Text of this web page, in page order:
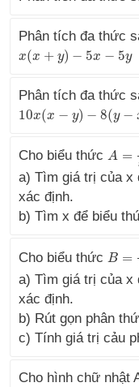
Phân tích đa thức
x(x + y) − 5x − 5y
x(x+ y)− 5x −5y
Phân tích đa thức
10x(x − y) − 8(y −
10x(x−y )− 8(y −x )
Cho biểu thức A =
A= x3 x
a) Tìm giá trị của x
xác định.
b) Tìm x để biểu
Cho biểu thức B =
B= 3x 2
a) Tìm giá trị của x
xác định.
b) Rút gọn phân
c) Tính giá trị cảu
Cho hình chữ nhật